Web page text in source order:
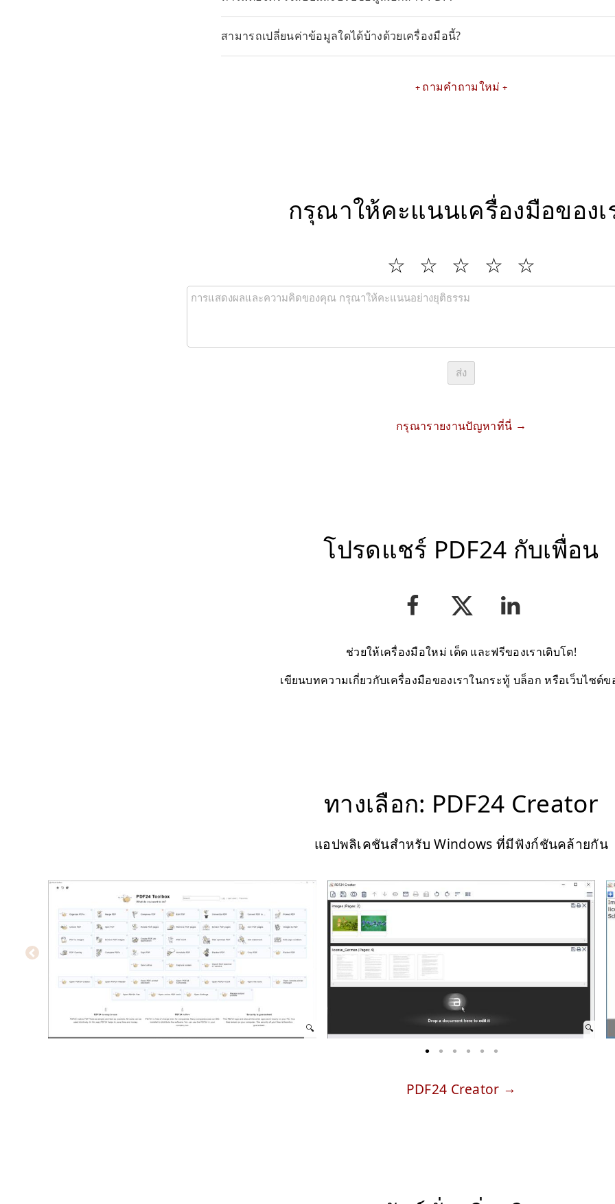
สามารถเปลี่ยนค่าข้อมูลใดได้บ้างด้วยเครื่องมือนี้?
ถามคำถามใหม่
กรุณาให้คะแนนเครื่องมือของเ
ส่ง
กรุณารายงานปัญหาที่นี่
โปรดแชร์ PDF24 กับเพื่อน
ช่วยให้เครื่องมือใหม่ เด็ด และฟรีของเราเติบโต!
เขียนบทความเกี่ยวกับเครื่องมือของเราในกระทู้ บล็อก หรือเว็บไซต์
ทางเลือก: PDF24 Creator
แอปพลิเคชันสำหรับ Windows ที่มีฟังก์ชันคล้ายกัน
PDF24 Creator